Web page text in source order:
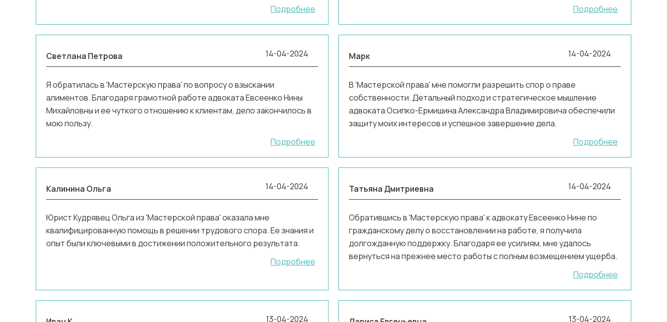
Подробнее
Подробнее
Светлана Петрова 14-04-2024
Я обратилась в 'Мастерскую права' по вопросу о взыскании
алиментов. Благодаря грамотной работе адвоката Евсеенко Нины
Михайловны и ее чуткого отношению к клиентам, дело закончилось в
мою пользу.
Подробнее
Марк 14-04-2024
В 'Мастерской права' мне помогли разрешить спор о праве
собственности. Детальный подход и стратегическое мышление
адвоката Осипко-Ермишина Александра Владимировича обеспечили
защиту моих интересов и успешное завершение дела.
Подробнее
Калинина Ольга 14-04-2024
Юрист Кудрявец Ольга из 'Мастерской права' оказала мне
квалифицированную помощь в решении трудового спора. Ее знания и
опыт были ключевыми в достижении положительного результата.
Подробнее
Татьяна Дмитриевна 14-04-2024
Обратившись в 'Мастерскую права' к адвокату Евсеенко Нине по
гражданскому делу о восстановлении на работе, я получила
долгожданную поддержку. Благодаря ее усилиям, мне удалось
вернуться на прежнее место работы с полным возмещением ущерба.
Подробнее
13-04-2024 13-04-2024